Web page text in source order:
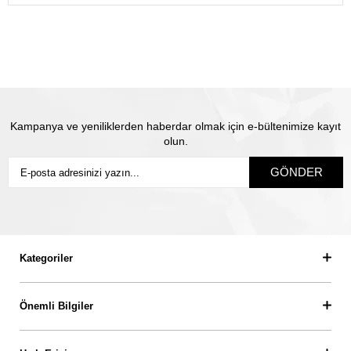
Kampanya ve yeniliklerden haberdar olmak için e-bültenimize kayıt
olun.
GÖNDER
Kategoriler
Önemli Bilgiler